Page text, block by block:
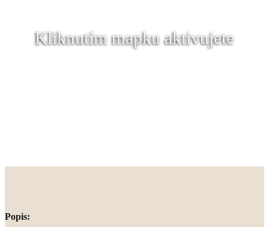
Kliknutím mapku aktivujete
Popis: